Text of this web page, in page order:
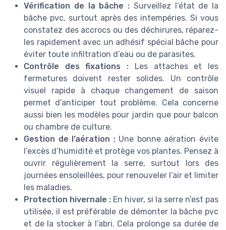
Vérification de la bâche : Surveillez l’état de la
bâche pvc, surtout après des intempéries. Si vous
constatez des accrocs ou des déchirures, réparez-
les rapidement avec un adhésif spécial bâche pour
éviter toute infiltration d’eau ou de parasites.
Contrôle des fixations : Les attaches et les
fermetures doivent rester solides. Un contrôle
visuel rapide à chaque changement de saison
permet d’anticiper tout problème. Cela concerne
aussi bien les modèles pour jardin que pour balcon
ou chambre de culture.
Gestion de l’aération :Une bonne aération évite
l’excès d’humidité et protège vos plantes. Pensez à
ouvrir régulièrement la serre, surtout lors des
journées ensoleillées, pour renouveler l’air et limiter
les maladies.
Protection hivernale : En hiver, si la serre n’est pas
utilisée, il est préférable de démonter la bâche pvc
et de la stocker à l’abri. Cela prolonge sa durée de